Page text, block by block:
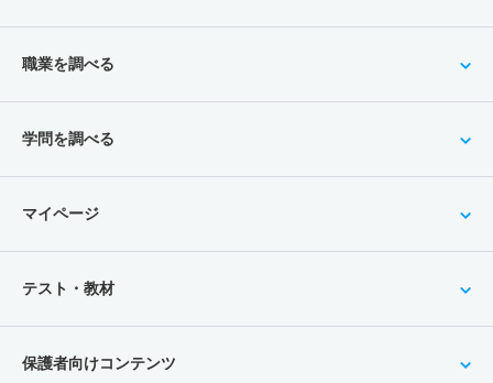
職業を調べる
学問を調べる
マイページ
テスト・教材
保護者向けコンテンツ